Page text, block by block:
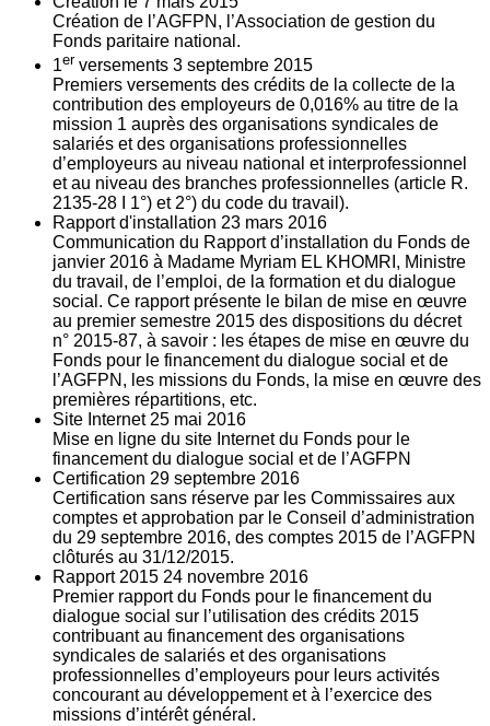
Création de l’AGFPN, l’Association de gestion du
Fonds paritaire national.
1er versements 3 septembre 2015
Premiers versements des crédits de la collecte de la
contribution des employeurs de 0,016% au titre de la
mission 1 auprès des organisations syndicales de
salariés et des organisations professionnelles
d’employeurs au niveau national et interprofessionnel
et au niveau des branches professionnelles (article R.
2135‐28 I 1°) et 2°) du code du travail).
Rapport d'installation 23 mars 2016
Communication du Rapport d’installation du Fonds de
janvier 2016 à Madame Myriam EL KHOMRI, Ministre
du travail, de l’emploi, de la formation et du dialogue
social. Ce rapport présente le bilan de mise en œuvre
au premier semestre 2015 des dispositions du décret
n° 2015-87, à savoir : les étapes de mise en œuvre du
Fonds pour le financement du dialogue social et de
l’AGFPN, les missions du Fonds, la mise en œuvre des
premières répartitions, etc.
Site Internet 25 mai 2016
Mise en ligne du site Internet du Fonds pour le
financement du dialogue social et de l’AGFPN
Certification 29 septembre 2016
Certification sans réserve par les Commissaires aux
comptes et approbation par le Conseil d’administration
du 29 septembre 2016, des comptes 2015 de l’AGFPN
clôturés au 31/12/2015.
Rapport 2015 24 novembre 2016
Premier rapport du Fonds pour le financement du
dialogue social sur l’utilisation des crédits 2015
contribuant au financement des organisations
syndicales de salariés et des organisations
professionnelles d’employeurs pour leurs activités
concourant au développement et à l’exercice des
missions d’intérêt général.